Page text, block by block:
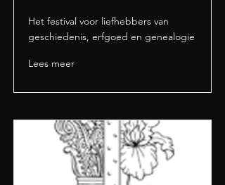
Het festival voor liefhebbers van
geschiedenis, erfgoed en genealogie
Lees meer